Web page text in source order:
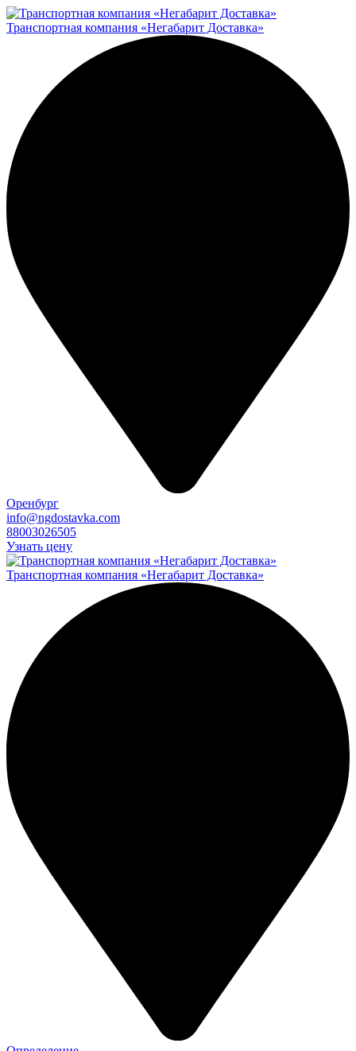
Транспортная компания «Негабарит Доставка»
Оренбург
info@ngdostavka.com
88003026505
Узнать цену
Транспортная компания «Негабарит Доставка»